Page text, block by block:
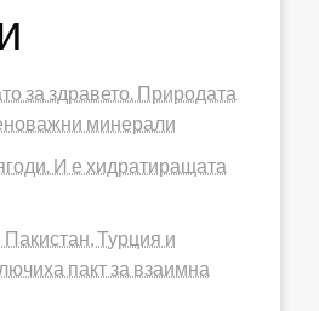
за здравето. Природата
минерали
И е хидратиращата
Турция и
пакт за взаимна